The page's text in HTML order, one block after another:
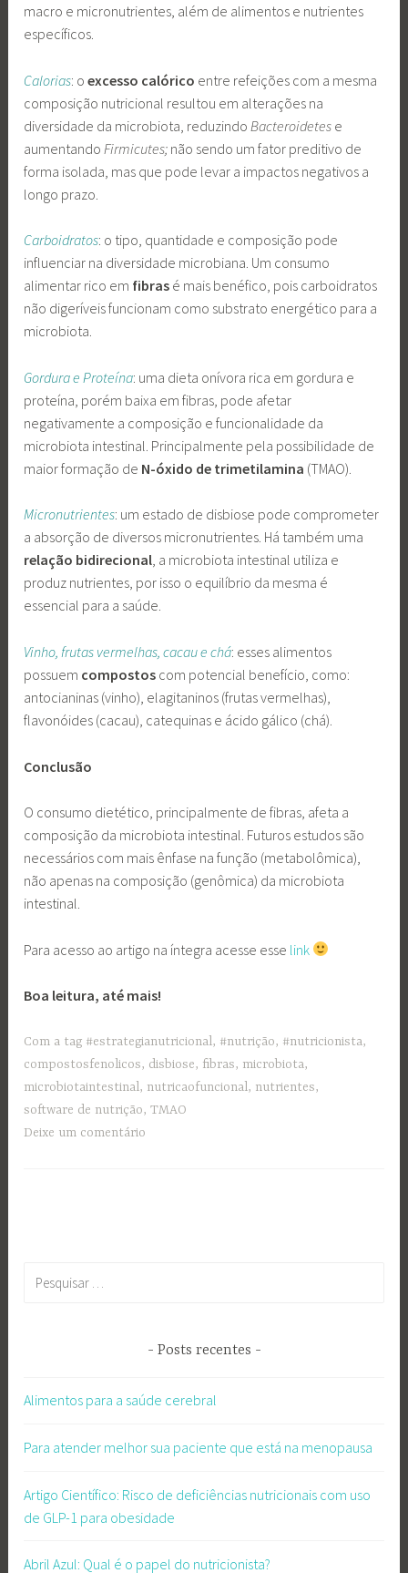
macro e micronutrientes, além de alimentos e nutrientes
específicos.
Calorias: oexcesso calórico entre refeições com a mesma
composição nutricional resultou em alterações na
diversidade da microbiota, reduzindo Bacteroidetes e
aumentando Firmicutes; não sendo um fator preditivo de
forma isolada, mas que pode levar a impactos negativos a
longo prazo.
Carboidratos: o tipo, quantidade e composição pode
influenciar na diversidade microbiana. Um consumo
alimentar rico em fibras é mais benéfico, pois carboidratos
não digeríveis funcionam como substrato energético para a
microbiota.
Gordura e Proteína: uma dieta onívora rica em gordura e
proteína, porém baixa em fibras, pode afetar
negativamente a composição e funcionalidade da
microbiota intestinal. Principalmente pela possibilidade de
maior formação de N-óxido de trimetilamina (TMAO).
Micronutrientes: um estado de disbiose pode comprometer
a absorção de diversos micronutrientes. Há também uma
relação bidirecional, a microbiota intestinal utiliza e
produz nutrientes, por isso o equilíbrio da mesma é
essencial para a saúde.
Vinho, frutas vermelhas, cacau e chá: esses alimentos
possuem compostos com potencial benefício, como:
antocianinas (vinho), elagitaninos (frutas vermelhas),
flavonóides (cacau), catequinas e ácido gálico (chá).
Conclusão
O consumo dietético, principalmente de fibras, afeta a
composição da microbiota intestinal. Futuros estudos são
necessários com mais ênfase na função (metabolômica),
não apenas na composição (genômica) da microbiota
intestinal.
Para acesso ao artigo na íntegra acesse esse link
Boa leitura, até mais!
Com a tag #estrategianutricional, #nutrição, #nutricionista,
compostosfenolicos, disbiose, fibras, microbiota,
microbiotaintestinal, nutricaofuncional, nutrientes,
software de nutrição,TMAO
Deixe um comentário
Posts recentes
Alimentos para a saúde cerebral
Para atender melhor sua paciente que está na menopausa
Artigo Científico: Risco de deficiências nutricionais com uso
de GLP-1 para obesidade
Abril Azul: Qual é o papel do nutricionista?